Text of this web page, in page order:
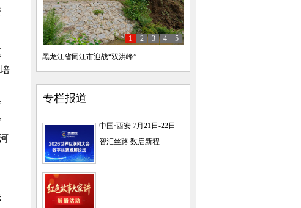
黑龙江省同江市迎战“双洪峰”
1 2 3 4 5
专栏报道
中国·西安 7月21日-22日
智汇丝路 数启新程